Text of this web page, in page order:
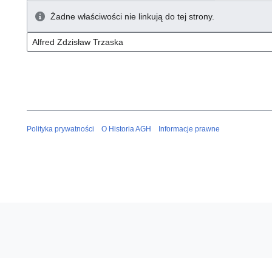
Żadne właściwości nie linkują do tej strony.
Polityka prywatności O Historia AGH Informacje prawne